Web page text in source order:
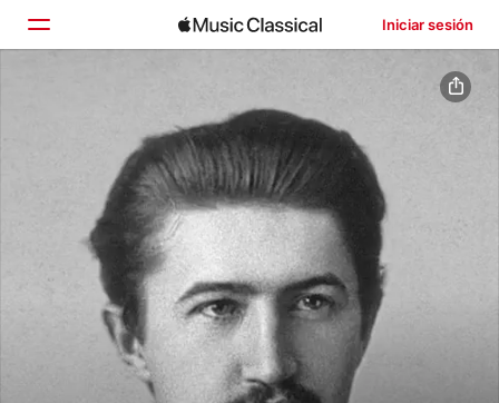
Iniciar sesión
Explorar
Buscar